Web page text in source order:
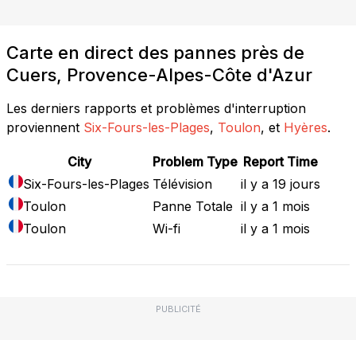
Carte en direct des pannes près de
Cuers, Provence-Alpes-Côte d'Azur
Les derniers rapports et problèmes d'interruption
proviennent Six-Fours-les-Plages, Toulon, et Hyères.
City Problem Type Report Time
Six-Fours-les-Plages Télévision
il y a 19 jours
Toulon
Panne Totale il y a 1 mois
Toulon
Wi-fi il y a 1 mois
PUBLICITÉ